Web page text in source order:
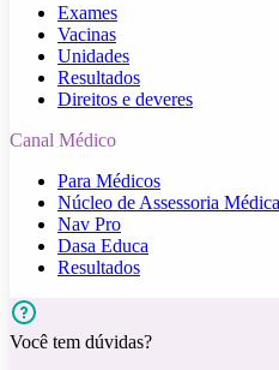
Exames
Vacinas
Unidades
Resultados
Direitos e deveres
Canal Médico
Para Médicos
Núcleo de Assessoria Médica
Nav Pro
Dasa Educa
Resultados
Você tem dúvidas?